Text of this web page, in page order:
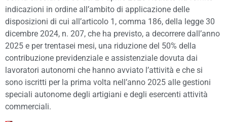
indicazioni in ordine all’ambito di applicazione delle
disposizioni di cui all’articolo 1, comma 186, della legge 30
dicembre 2024, n. 207, che ha previsto, a decorrere dall’anno
2025 e per trentasei mesi, una riduzione del 50% della
contribuzione previdenziale e assistenziale dovuta dai
lavoratori autonomi che hanno avviato l’attività e che si
sono iscritti per la prima volta nell’anno 2025 alle gestioni
speciali autonome degli artigiani e degli esercenti attività
commerciali.